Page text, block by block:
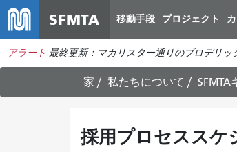
SFMTA 移動手段 プロジェクト
アラート 最終更新：マカリスター通りのブロデリッ
家 私たちについて SFMTA
採用プロセススケ